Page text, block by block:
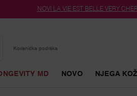
NOVI LA VIE EST BELLE VERY
Korisnička podrška
MD NOVO NJEGA